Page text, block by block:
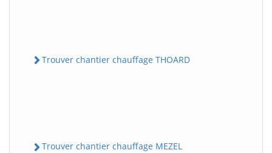
Trouver chantier chauffage THOARD
Trouver chantier chauffage MEZEL